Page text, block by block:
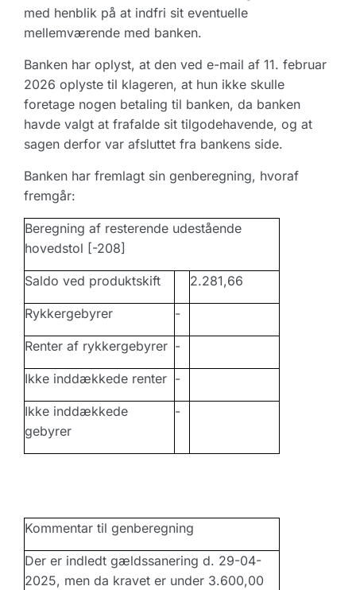
med henblik på at indfri sit eventuelle
mellemværende med banken.
Banken har oplyst, at den ved e-mail af 11. februar
2026 oplyste til klageren, at hun ikke skulle
foretage nogen betaling til banken, da banken
havde valgt at frafalde sit tilgodehavende, og at
sagen derfor var afsluttet fra bankens side.
Banken har fremlagt sin genberegning, hvoraf
fremgår:
Beregning af resterende udestående
hovedstol [-208]
Saldo ved produktskift 2.281,66
Rykkergebyrer -
Renter af rykkergebyrer -
Ikke inddækkede renter -
Ikke inddækkede
gebyrer
-
Kommentar til genberegning
Der er indledt gældssanering d. 29-04-
2025, men da kravet er under 3.600,00